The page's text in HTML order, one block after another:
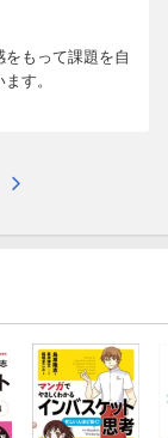
もって課題を自
す。